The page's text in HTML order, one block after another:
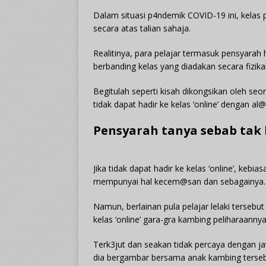
Dalam situasi p4ndemik COVID-19 ini,
secara atas talian sahaja.
Realitinya, para pelajar termasuk
berbanding kelas yang diadakan secara
Begitulah seperti kisah dikongsikan oleh
tidak dapat hadir ke kelas ‘online’ dengan
Pensyarah tanya sebab tak
Jika tidak dapat hadir ke kelas ‘online’,
mempunyai hal kecem@san dan sebagainya.
Namun, berlainan pula pelajar lelaki
kelas ‘online’ gara-gra kambing
Terk3jut dan seakan tidak percaya dengan
dia bergambar bersama anak kambing